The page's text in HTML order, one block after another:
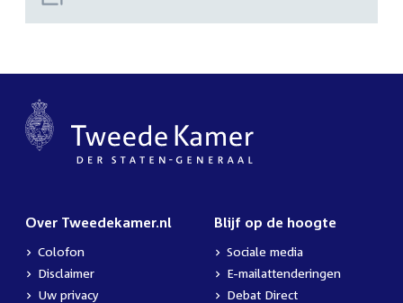
Over Tweedekamer.nl
Colofon
Disclaimer
Uw privacy
Blijf op de hoogte
Sociale media
E-mailattenderingen
Debat Direct